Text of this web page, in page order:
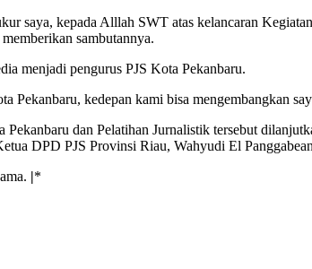
saya, kepada Alllah SWT atas kelancaran
sambutannya.
menjadi pengurus PJS Kota Pekanbaru.
Pekanbaru, kedepan kami bisa mengembangkan
dan Pelatihan Jurnalistik tersebut
DPD PJS Provinsi Riau, Wahyudi El
|*